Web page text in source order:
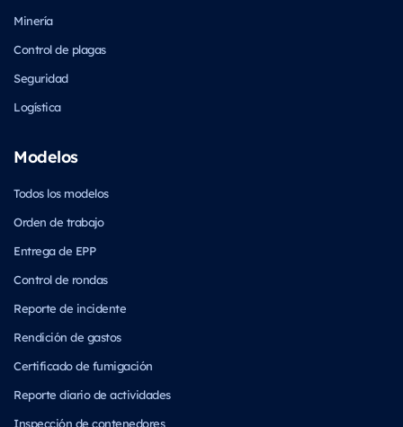
Minería
Control de plagas
Seguridad
Logística
Modelos
Todos los modelos
Orden de trabajo
Entrega de EPP
Control de rondas
Reporte de incidente
Rendición de gastos
Certificado de fumigación
Reporte diario de actividades
Inspección de contenedores